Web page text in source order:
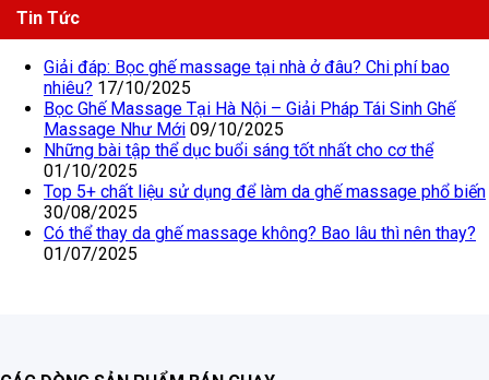
Tin Tức
Giải đáp: Bọc ghế massage tại nhà ở đâu? Chi phí bao
nhiêu? 17/10/2025
Bọc Ghế Massage Tại Hà Nội – Giải Pháp Tái Sinh Ghế
Massage Như Mới 09/10/2025
Những bài tập thể dục buổi sáng tốt nhất cho cơ thể
01/10/2025
Top 5+ chất liệu sử dụng để làm da ghế massage phổ biến
30/08/2025
Có thể thay da ghế massage không? Bao lâu thì nên thay?
01/07/2025